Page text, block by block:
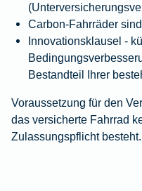
Carbon-Fahrräder
Innovationsklausel -
Bestandteil Ihrer
Voraussetzung für den
das versicherte Fahrrad
Zulassungspflicht besteht.